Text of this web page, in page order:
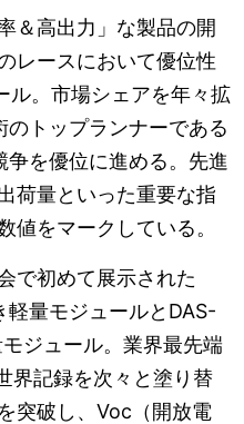
＆高出力」な製品の開
レースにおいて優位性
ル。市場シェアを年々拡
トップランナーである
を優位に進める。先進
荷量といった重要な指
値をマークしている。
で初めて展示された
軽量モジュールとDAS-
ジュール。業界最先端
界記録を次々と塗り替
突破し、Voc（開放電